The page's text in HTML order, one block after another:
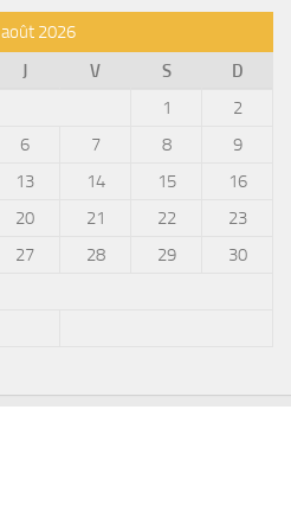
août 2026
J V S D
1
2
6 7 8
9
13 14 15
16
20 21 22
23
27 28 29
30